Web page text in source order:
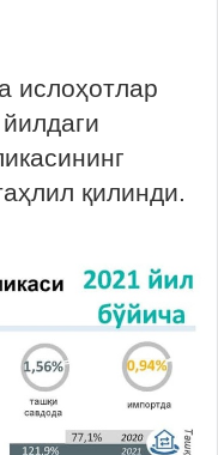
ислоҳотлар
қилинди.